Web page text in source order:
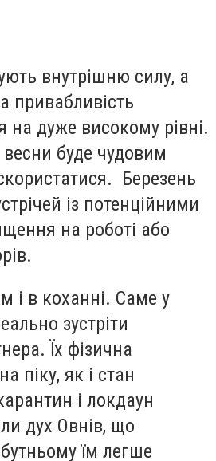
внутрішню силу, а
привабливість
на дуже високому рівні.
буде чудовим
Березень
із потенційними
на роботі або
і в коханні. Саме у
зустріти
Їх фізична
піку, як і стан
і локдаун
дух Овнів, що
їм легше